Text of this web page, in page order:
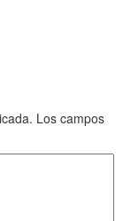
Los campos